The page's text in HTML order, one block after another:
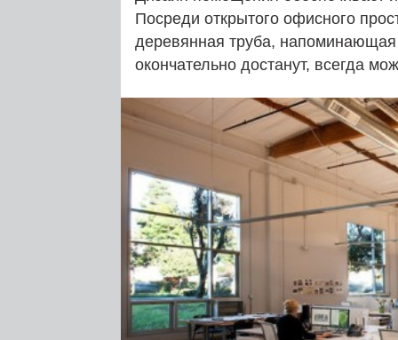
Посреди открытого офисного
деревянная труба, напоминающая
окончательно достанут, всегда